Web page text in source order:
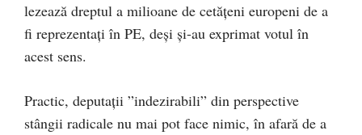
lezează dreptul a milioane de cetățeni europeni de a
fi reprezentați în PE, deși și-au exprimat votul în
acest sens.
Practic, deputații ”indezirabili” din perspective
stângii radicale nu mai pot face nimic, în afară de a